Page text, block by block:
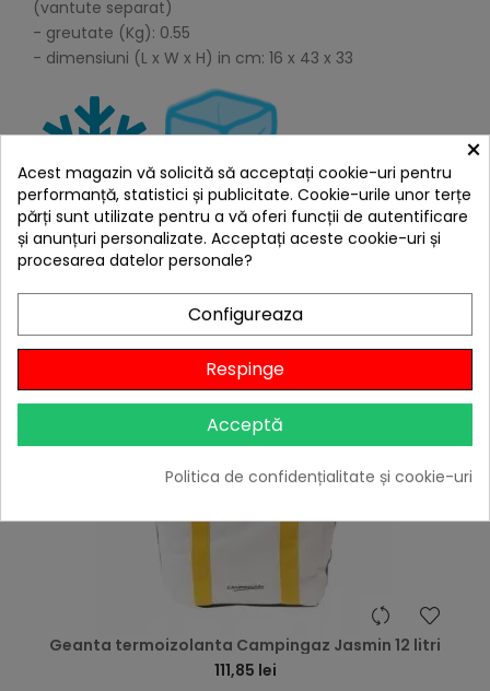
(vantute separat)
- greutate (Kg): 0.55
- dimensiuni (L x W x H) in cm: 16 x 43 x 33
4 ALTE PRODUSE IN ACEEASI
CATEGORIE:
Geanta termoizolanta Campingaz Jasmin 12 litri
111,85 lei
×
Acest magazin vă solicită să acceptați cookie-uri pentru
performanță, statistici și publicitate. Cookie-urile unor terțe
părți sunt utilizate pentru a vă oferi funcții de autentificare
și anunțuri personalizate. Acceptați aceste cookie-uri și
procesarea datelor personale?
Configureaza
Respinge
Acceptă
Politica de confidențialitate și cookie-uri